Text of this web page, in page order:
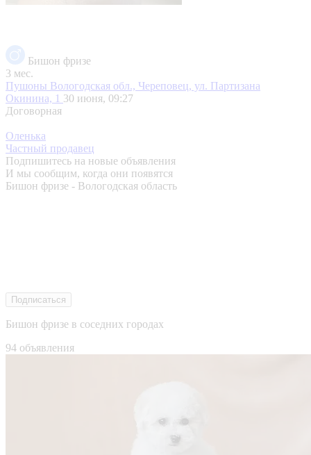
Бишон фризе
3 мес.
Пушоны Вологодская обл., Череповец, ул. Партизана
Окинина, 1 30 июня, 09:27
Договорная
Оленька
Частный продавец
Подпишитесь на новые объявления
И мы сообщим, когда они появятся
Бишон фризе - Вологодская область
Подписаться
Бишон фризе в соседних городах
94 объявления